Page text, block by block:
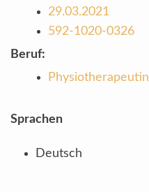
29.03.2021
592-1020-0326
Beruf:
Physiotherapeutin
Sprachen
Deutsch